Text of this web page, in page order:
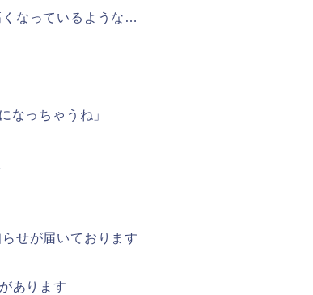
なっているような…
なっちゃうね」
せが届いております
あります